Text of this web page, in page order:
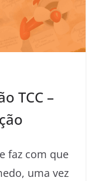
TCC –
faz com que
uma vez